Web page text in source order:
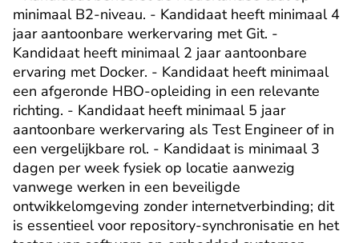
minimaal B2-niveau. - Kandidaat heeft minimaal 4
jaar aantoonbare werkervaring met Git. -
Kandidaat heeft minimaal 2 jaar aantoonbare
ervaring met Docker. - Kandidaat heeft minimaal
een afgeronde HBO-opleiding in een relevante
richting. - Kandidaat heeft minimaal 5 jaar
aantoonbare werkervaring als Test Engineer of in
een vergelijkbare rol. - Kandidaat is minimaal 3
dagen per week fysiek op locatie aanwezig
vanwege werken in een beveiligde
ontwikkelomgeving zonder internetverbinding; dit
is essentieel voor repository-synchronisatie en het